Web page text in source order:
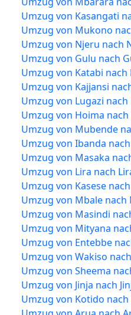
Umzug von Kasangati
Umzug von Mukono
Umzug von Njeru nach
Umzug von Gulu nach
Umzug von Katabi nach
Umzug von Kajjansi
Umzug von Lugazi nach
Umzug von Hoima
Umzug von Mubende
Umzug von Ibanda
Umzug von Masaka
Umzug von Lira nach
Umzug von Kasese
Umzug von Mbale nach
Umzug von Masindi
Umzug von Mityana
Umzug von Entebbe
Umzug von Wakiso
Umzug von Sheema
Umzug von Jinja nach
Umzug von Kotido